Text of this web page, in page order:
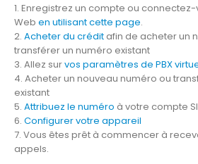
1. Enregistrez un compte ou
Web en utilisant cette page.
2. Acheter du crédit afin de acheter un
transférer un numéro existant
3. Allez survos paramètres de PBX
4. Acheter un nouveau numéro ou
existant
5. Attribuez le numéro à votre compte
6. Configurer votre appareil
7. Vous êtes prêt à commencer à
appels.